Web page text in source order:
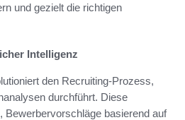
und gezielt die richtigen
Intelligenz
den Recruiting-Prozess,
durchführt. Diese
Bewerbervorschläge basierend auf